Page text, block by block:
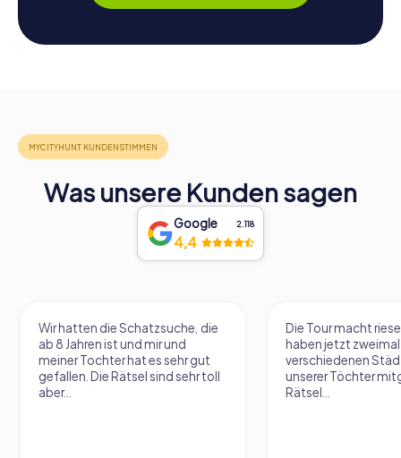
Was unsere Kunden sagen
Google 2.118
4,4
Wir hatten die Schatzsuche, die
ab 8 Jahren ist und mir und
meiner Tochter hat es sehr gut
gefallen. Die Rätsel sind sehr toll
aber...
Die Tour macht
haben jetzt zweimal
verschiedenen
unserer Töchter
Rätsel...